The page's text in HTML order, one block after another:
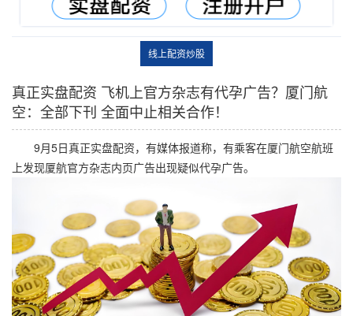
线上配资炒股
真正实盘配资 飞机上官方杂志有代孕广告？厦门航
空：全部下刊 全面中止相关合作！
9月5日真正实盘配资，有媒体报道称，有乘客在厦门航空航班
上发现厦航官方杂志内页广告出现疑似代孕广告。